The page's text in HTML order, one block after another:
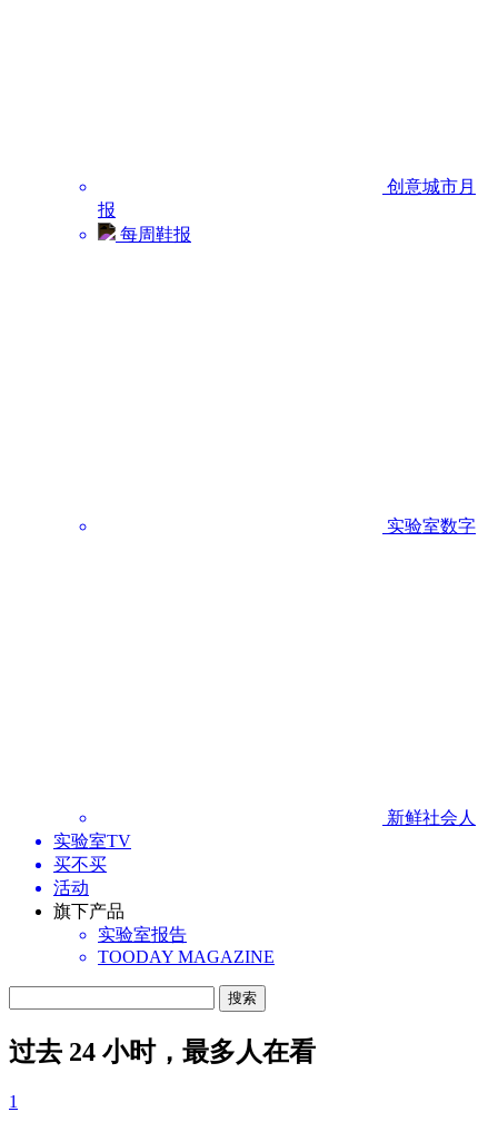
创意城市月
报
每周鞋报
实验室数字
新鲜社会人
实验室TV
买不买
活动
旗下产品
实验室报告
TOODAY MAGAZINE
过去 24 小时，最多人在看
1